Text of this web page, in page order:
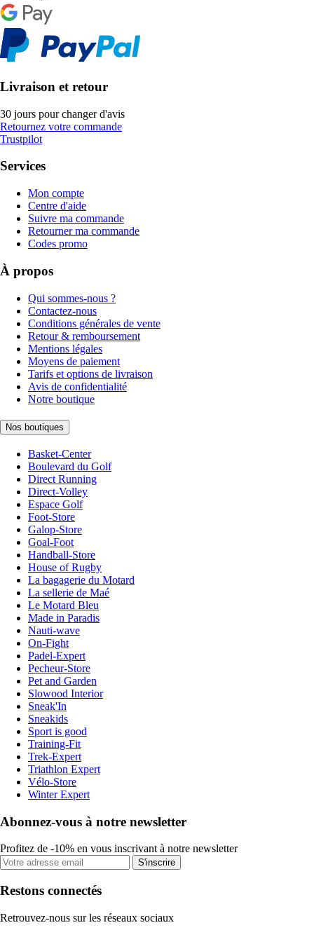
Livraison et retour
30 jours pour changer d'avis
Retournez votre commande
Trustpilot
Services
Mon compte
Centre d'aide
Suivre ma commande
Retourner ma commande
Codes promo
À propos
Qui sommes-nous ?
Contactez-nous
Conditions générales de vente
Retour & remboursement
Mentions légales
Moyens de paiement
Tarifs et options de livraison
Avis de confidentialité
Notre boutique
Nos boutiques
Basket-Center
Boulevard du Golf
Direct Running
Direct-Volley
Espace Golf
Foot-Store
Galop-Store
Goal-Foot
Handball-Store
House of Rugby
La bagagerie du Motard
La sellerie de Maé
Le Motard Bleu
Made in Paradis
Nauti-wave
On-Fight
Padel-Expert
Pecheur-Store
Pet and Garden
Slowood Interior
Sneak'In
Sneakids
Sport is good
Training-Fit
Trek-Expert
Triathlon Expert
Vélo-Store
Winter Expert
Abonnez-vous à notre newsletter
Profitez de -10% en vous inscrivant à notre newsletter
S'inscrire
Restons connectés
Retrouvez-nous sur les réseaux sociaux